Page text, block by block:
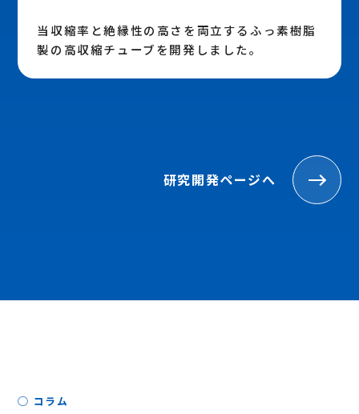
当収縮率と絶縁性の高さを両立するふっ素樹脂
製の高収縮チューブを開発しました。
研究開発ページへ
◯ コラム